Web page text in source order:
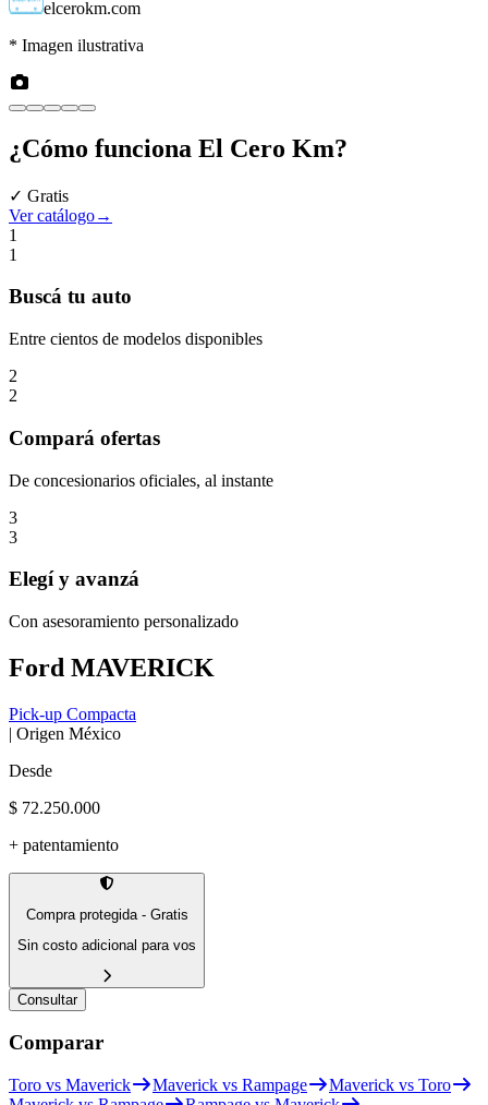
elcerokm.com
* Imagen ilustrativa
¿Cómo funciona El Cero Km?
✓ Gratis
Ver catálogo→
1
1
Buscá tu auto
Entre cientos de modelos disponibles
2
2
Compará ofertas
De concesionarios oficiales, al instante
3
3
Elegí y avanzá
Con asesoramiento personalizado
Ford MAVERICK
Pick-up Compacta
| Origen México
Desde
$ 72.250.000
+ patentamiento
Compra protegida - Gratis
Sin costo adicional para vos
Consultar
Comparar
Toro vs Maverick Maverick vs Rampage
Maverick vs Toro